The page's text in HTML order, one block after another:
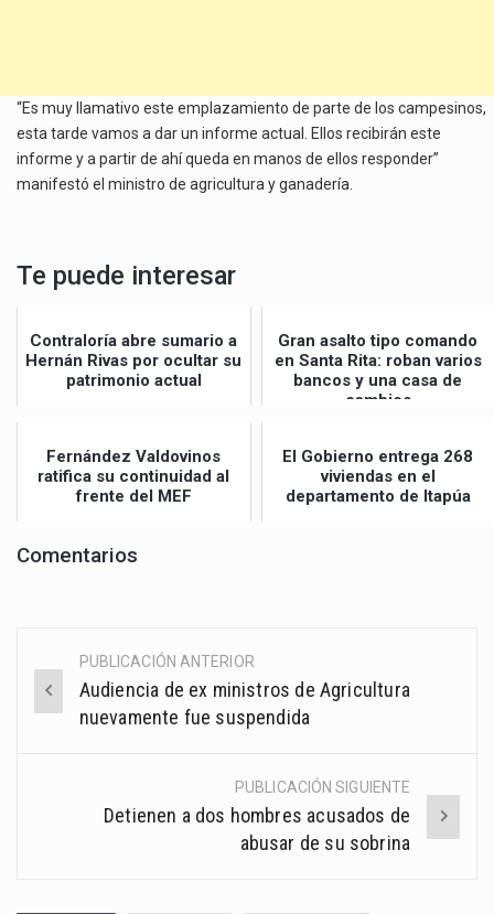
“Es muy llamativo este emplazamiento de parte de los campesinos,
esta tarde vamos a dar un informe actual. Ellos recibirán este
informe y a partir de ahí queda en manos de ellos responder”
manifestó el ministro de agricultura y ganadería.
Te puede interesar
Contraloría abre sumario a
Hernán Rivas por ocultar su
patrimonio actual
Gran asalto tipo comando
en Santa Rita: roban varios
bancos y una casa de
cambios
Fernández Valdovinos
ratifica su continuidad al
frente del MEF
El Gobierno entrega 268
viviendas en el
departamento de Itapúa
Comentarios
Post
navigation
PUBLICACIÓN ANTERIOR
Audiencia de ex ministros de Agricultura
nuevamente fue suspendida
PUBLICACIÓN SIGUIENTE
Detienen a dos hombres acusados de
abusar de su sobrina